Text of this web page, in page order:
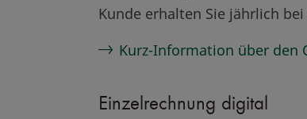
Kunde erhalten Sie jährlich
Kurz-Information über den
Einzelrechnung digital